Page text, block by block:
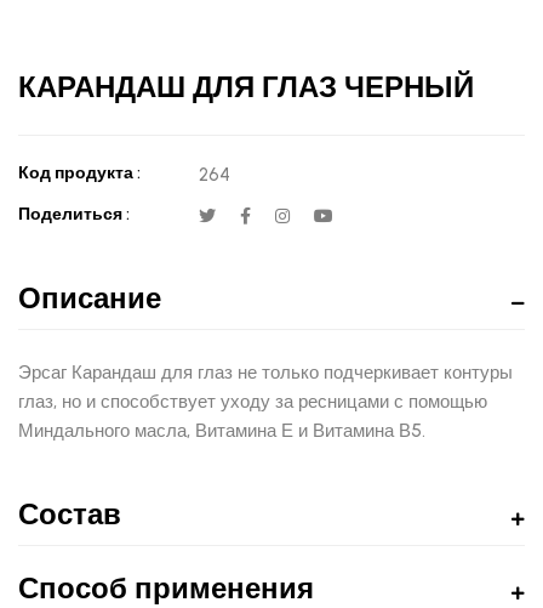
КАРАНДАШ ДЛЯ ГЛАЗ ЧЕРНЫЙ
Код продукта : 264
Поделиться :
Описание
Эрсаг Карандаш для глаз не только подчеркивает контуры
глаз, но и способствует уходу за ресницами с помощью
Миндального масла, Витамина Е и Витамина В5.
Состав
Способ применения